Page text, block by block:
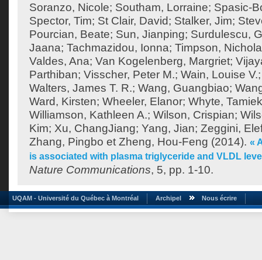
Soranzo, Nicole; Southam, Lorraine; Spasic-
Spector, Tim; St Clair, David; Stalker, Jim;
Pourcian, Beate; Sun, Jianping; Surdulescu,
Jaana; Tachmazidou, Ionna; Timpson,
Valdes, Ana; Van Kogelenberg, Margriet;
Parthiban; Visscher, Peter M.; Wain, Louise V.
Walters, James T. R.; Wang, Guangbiao;
Ward, Kirsten; Wheeler, Elanor; Whyte,
Williamson, Kathleen A.; Wilson, Crispian;
Kim; Xu, ChangJiang; Yang, Jian; Zeggini,
Zhang, Pingbo et Zheng, Hou-Feng (2014). «
is associated with plasma triglyceride and VLDL
Nature Communications, 5, pp. 1-10.
UQAM - Université du Québec à Montréal Archipel Nous écrire